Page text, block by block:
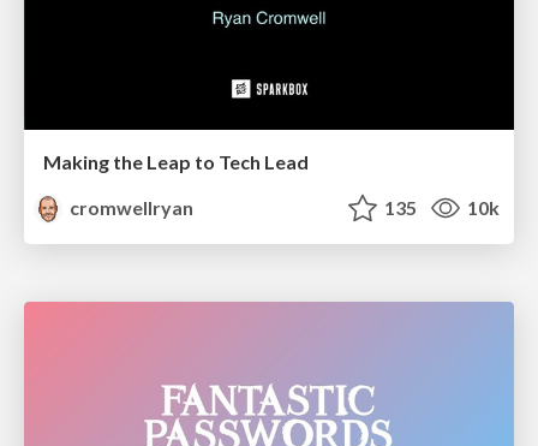
Making the Leap to Tech Lead
cromwellryan
135 10k